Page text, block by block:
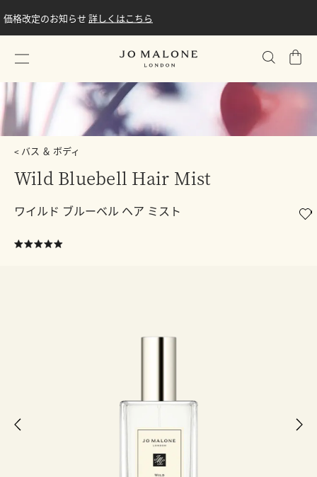
価格改定のお知らせ 詳しくはこちら
シ
ッ
バス ＆ ボディ
Wild Bluebell Hair Mist
ワイルド ブルーベル ヘア ミスト